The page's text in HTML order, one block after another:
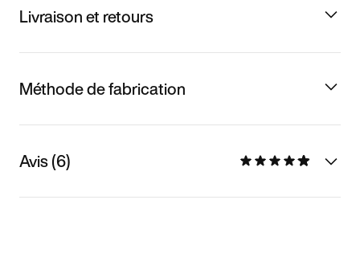
Livraison et retours
Méthode de fabrication
Avis (6)